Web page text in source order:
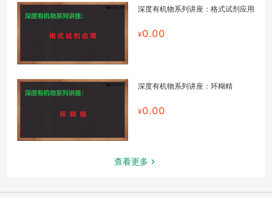
深度有机物系列讲座：格式试剂应用
0.00
深度有机物系列讲座：环糊精
0.00
查看更多